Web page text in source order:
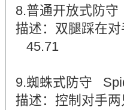
8.普通开放式防
描述：双腿踩在
45.71
9.蜘蛛式防守
描述：控制对手